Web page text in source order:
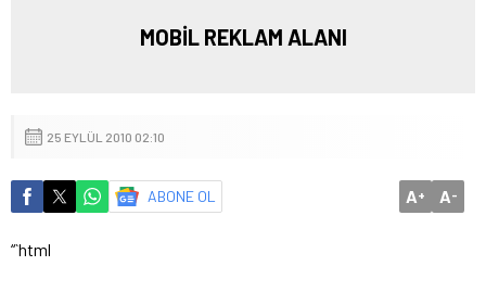
MOBİL REKLAM ALANI
25 EYLÜL 2010 02:10
ABONE OL A+ A-
“`html